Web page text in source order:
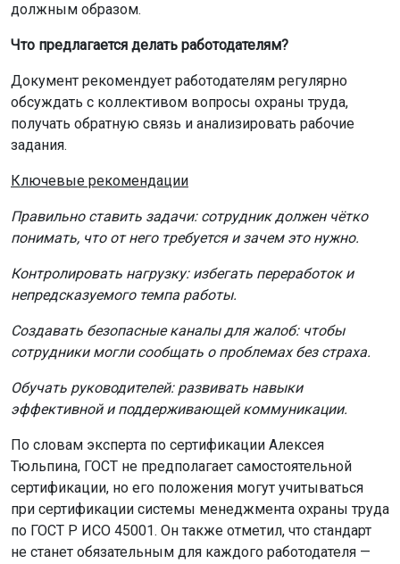
должным образом.
Что предлагается делать работодателям?
Документ рекомендует работодателям регулярно
обсуждать с коллективом вопросы охраны труда,
получать обратную связь и анализировать рабочие
задания.
Ключевые рекомендации
Правильно ставить задачи: сотрудник должен чётко
понимать, что от него требуется и зачем это нужно.
Контролировать нагрузку: избегать переработок и
непредсказуемого темпа работы.
Создавать безопасные каналы для жалоб: чтобы
сотрудники могли сообщать о проблемах без страха.
Обучать руководителей: развивать навыки
эффективной и поддерживающей коммуникации.
По словам эксперта по сертификации Алексея
Тюльпина, ГОСТ не предполагает самостоятельной
сертификации, но его положения могут учитываться
при сертификации системы менеджмента охраны труда
по ГОСТ Р ИСО 45001. Он также отметил, что стандарт
не станет обязательным для каждого работодателя —